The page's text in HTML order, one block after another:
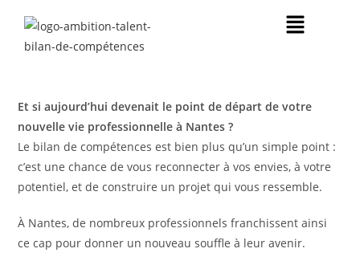
Et si aujourd’hui devenait le point de départ de votre
nouvelle vie professionnelle à Nantes ?
Le bilan de compétences est bien plus qu’un simple point :
c’est une chance de vous reconnecter à vos envies, à votre
potentiel, et de construire un projet qui vous ressemble.
À Nantes, de nombreux professionnels franchissent ainsi
ce cap pour donner un nouveau souffle à leur avenir.